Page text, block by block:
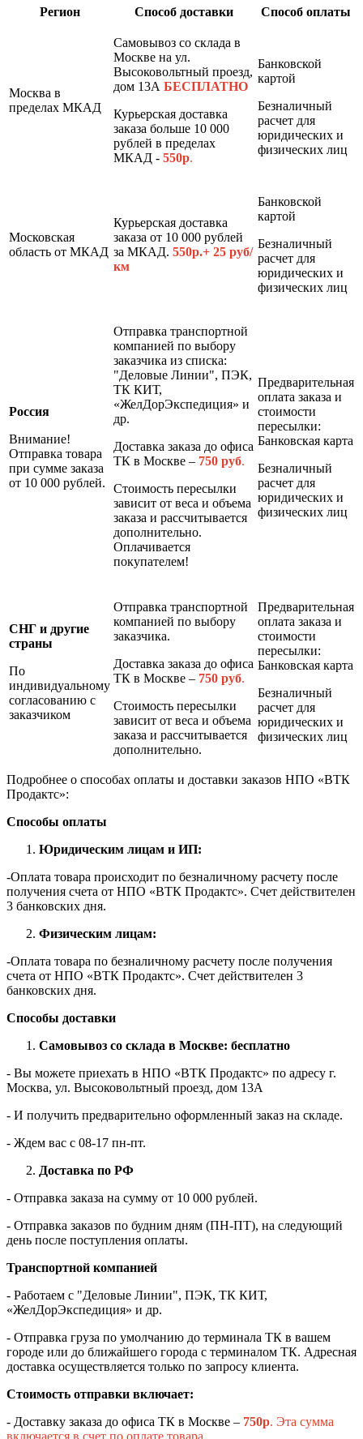
Регион Способ доставки Способ оплаты
Москва в
пределах МКАД
Самовывоз со склада в
Москве на ул.
Высоковольтный проезд,
дом 13А БЕСПЛАТНО
Курьерская доставка
заказа больше 10 000
рублей в пределах
МКАД - 550р.
Банковской
картой
Безналичный
расчет для
юридических и
физических лиц
Московская
область от МКАД
Курьерская доставка
заказа от 10 000 рублей
за МКАД. 550р.+ 25 руб/
км
Банковской
картой
Безналичный
расчет для
юридических и
физических лиц
Россия
Внимание!
Отправка товара
при сумме заказа
от 10 000 рублей.
Отправка транспортной
компанией по выбору
заказчика из списка:
"Деловые Линии", ПЭК,
ТК КИТ,
«ЖелДорЭкспедиция» и
др.
Доставка заказа до офиса
ТК в Москве – 750 руб.
Стоимость пересылки
зависит от веса и объема
заказа и рассчитывается
дополнительно.
Оплачивается
покупателем!
Предварительная
оплата заказа и
стоимости
пересылки:
Банковская карта
Безналичный
расчет для
юридических и
физических лиц
СНГ и другие
страны
По
индивидуальному
согласованию с
заказчиком
Отправка транспортной
компанией по выбору
заказчика.
Доставка заказа до офиса
ТК в Москве – 750 руб.
Стоимость пересылки
зависит от веса и объема
заказа и рассчитывается
дополнительно.
Предварительная
оплата заказа и
стоимости
пересылки:
Банковская карта
Безналичный
расчет для
юридических и
физических лиц
Подробнее о способах оплаты и доставки заказов НПО «ВТК
Продактс»:
Способы оплаты
Юридическим лицам и ИП:
-Оплата товара происходит по безналичному расчету после
получения счета от НПО «ВТК Продактс». Счет действителен
3 банковских дня.
Физическим лицам:
-Оплата товара по безналичному расчету после получения
счета от НПО «ВТК Продактс». Счет действителен 3
банковских дня.
Способы доставки
Самовывоз со склада в Москве: бесплатно
- Вы можете приехать в НПО «ВТК Продактс» по адресу г.
Москва, ул. Высоковольтный проезд, дом 13А
- И получить предварительно оформленный заказ на складе.
- Ждем вас c 08-17 пн-пт.
Доставка по РФ
- Отправка заказа на сумму от 10 000 рублей.
- Отправка заказов по будним дням (ПН-ПТ), на следующий
день после поступления оплаты.
Транспортной компанией
- Работаем с "Деловые Линии", ПЭК, ТК КИТ,
«ЖелДорЭкспедиция» и др.
- Отправка груза по умолчанию до терминала ТК в вашем
городе или до ближайшего города с терминалом ТК. Адресная
доставка осуществляется только по запросу клиента.
Стоимость отправки включает:
- Доставку заказа до офиса ТК в Москве – 750р. Эта сумма
включается в счет по оплате товара.